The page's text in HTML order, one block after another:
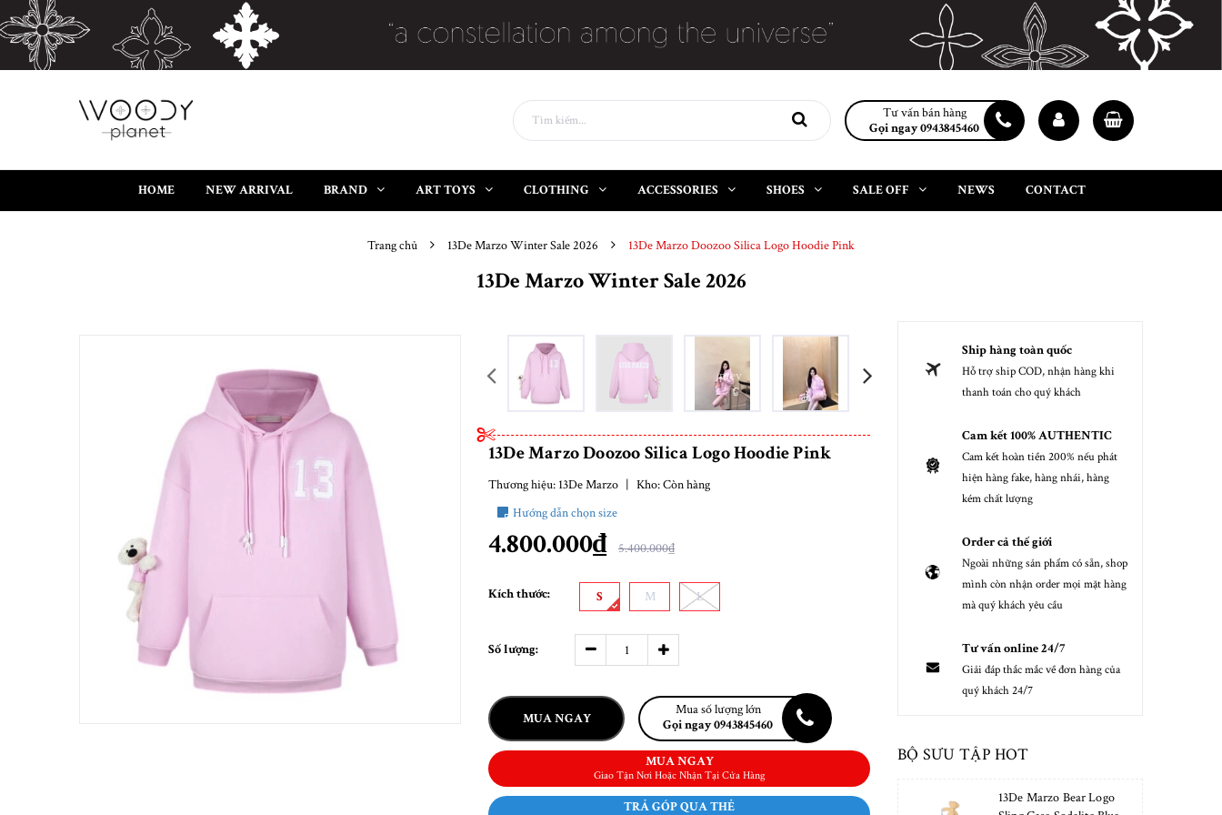
Tư vấn bán hàng
Gọi ngay 0943845460
HOME NEW ARRIVAL BRAND ART TOYS CLOTHING ACCESSORIES SHOES SALE OFF NEWS CONTACT
Trang chủ 13De Marzo Winter Sale 2026 13De Marzo Doozoo Silica Logo Hoodie Pink
13De Marzo Winter Sale 2026
prev next
13De Marzo Doozoo Silica Logo Hoodie Pink
Thương hiệu: 13De Marzo | Kho:Còn hàng
Hướng dẫn chọn size
4.800.000₫ 5.400.000₫
Kích thước: S M L
Số lượng:
MUA NGAY
Mua số lượng lớn
Gọi ngay 0943845460
MUA NGAY
Giao Tận Nơi Hoặc Nhận Tại Cửa Hàng
TRẢ GÓP QUA THẺ
Ship hàng toàn quốc
Hỗ trợ ship COD, nhận hàng khi
thanh toán cho quý khách
Cam kết 100% AUTHENTIC
Cam kết hoàn tiền 200% nếu phát
hiện hàng fake, hàng nhái, hàng
kém chất lượng
Order cả thế giới
Ngoài những sản phẩm có sẵn, shop
mình còn nhận order mọi mặt hàng
mà quý khách yêu cầu
Tư vấn online 24/7
Giải đáp thắc mắc về đơn hàng của
quý khách 24/7
BỘ SƯU TẬP HOT
13De Marzo Bear Logo